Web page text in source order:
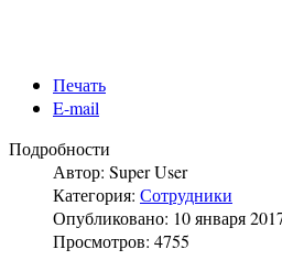
Печать
E-mail
Подробности
Автор: Super User
Категория: Сотрудники
Опубликовано: 10 января
Просмотров: 4755